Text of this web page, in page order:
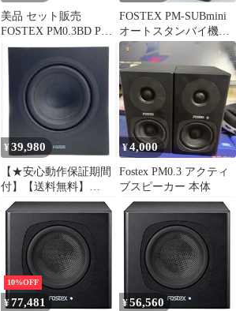
美品 セット販売
FOSTEX PM0.3BD PM
SUBmini2
FOSTEX PM-SUBmini
オートスタンバイ機能
付アクティブサブウー
ファー
¥39,980
【★安心動作保証期間
付】【送料無料】
Fostex PM-SUB8 アクテ
ィブ サブウーファー
¥4,000
Fostex PM0.3 アクティ
ブスピーカー 本体
10%OFF
¥77,481 ¥56,560